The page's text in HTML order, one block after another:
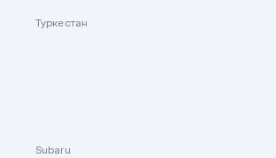
Туркестан
Subaru